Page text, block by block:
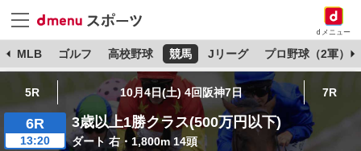
dメニュー
MLB ゴルフ 高校野球 競馬 Jリーグ プロ野球（2軍）
5R 10月4日(土) 4回阪神7日 7R
6R
13:20
3歳以上1勝クラス(500万円以下)
ダート 右・1,800m 14頭